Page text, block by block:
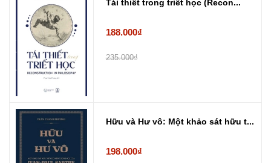
Tái thiết trong triết học (Recon...
188.000₫
235.000₫
Hữu và Hư vô: Một khảo sát hữu t...
198.000₫